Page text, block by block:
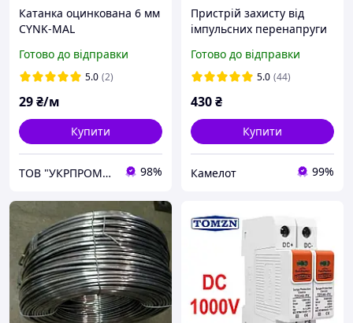
Катанка оцинкована 6 мм
CYNK-MAL
Готово до відправки
5.0 (2)
29₴/м
Купити
ТОВ "УКРПРОМСТАЛЬ" 98%
Пристрій захисту від
імпульсних перенапруги
PV/2P DC 500v розрядник
блискавкозахист для
Готово до відправки
5.0 (44)
430₴
Купити
Камелот 99%